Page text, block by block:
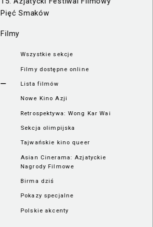
Pięć Smaków
Filmy
Wszystkie sekcje
Filmy dostępne online
Lista filmów
Nowe Kino Azji
Retrospektywa: Wong Kar Wai
Sekcja olimpijska
Tajwańskie kino queer
Asian Cinerama: Azjatyckie
Nagrody Filmowe
Birma dziś
Pokazy specjalne
Polskie akcenty